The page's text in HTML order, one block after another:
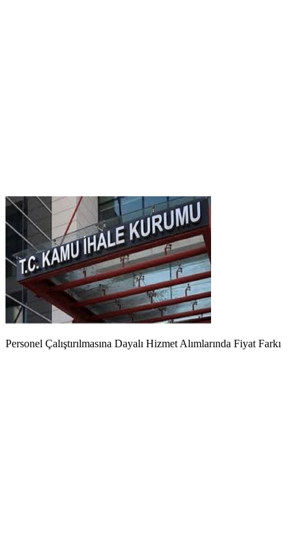
Personel Çalıştırılmasına Dayalı Hizmet Alımlarında Fiyat Farkı